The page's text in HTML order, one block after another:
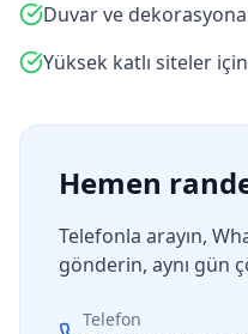
Duvar ve
Yüksek katlı siteler
Hemen
Telefonla arayın,
gönderin, aynı gün
Telefon